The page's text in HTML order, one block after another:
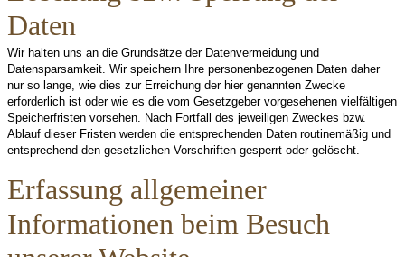
Daten
Wir halten uns an die Grundsätze der Datenvermeidung und
Datensparsamkeit. Wir speichern Ihre personenbezogenen Daten daher
nur so lange, wie dies zur Erreichung der hier genannten Zwecke
erforderlich ist oder wie es die vom Gesetzgeber vorgesehenen vielfältigen
Speicherfristen vorsehen. Nach Fortfall des jeweiligen Zweckes bzw.
Ablauf dieser Fristen werden die entsprechenden Daten routinemäßig und
entsprechend den gesetzlichen Vorschriften gesperrt oder gelöscht.
Erfassung allgemeiner
Informationen beim Besuch